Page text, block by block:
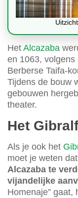
Het Alcazaba
en 1063,
Berberse Taifa-
Tijdens de bouw
gebouwen
theater.
Het
Als je ook het
moet je weten
Alcazaba te
vijandelijke
Homenaje” gaat,